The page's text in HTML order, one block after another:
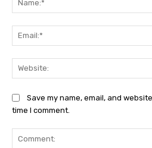
Save my name, email, and
time I comment.